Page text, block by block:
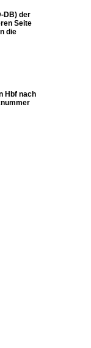
DB) der
Seite
die
Hbf nach